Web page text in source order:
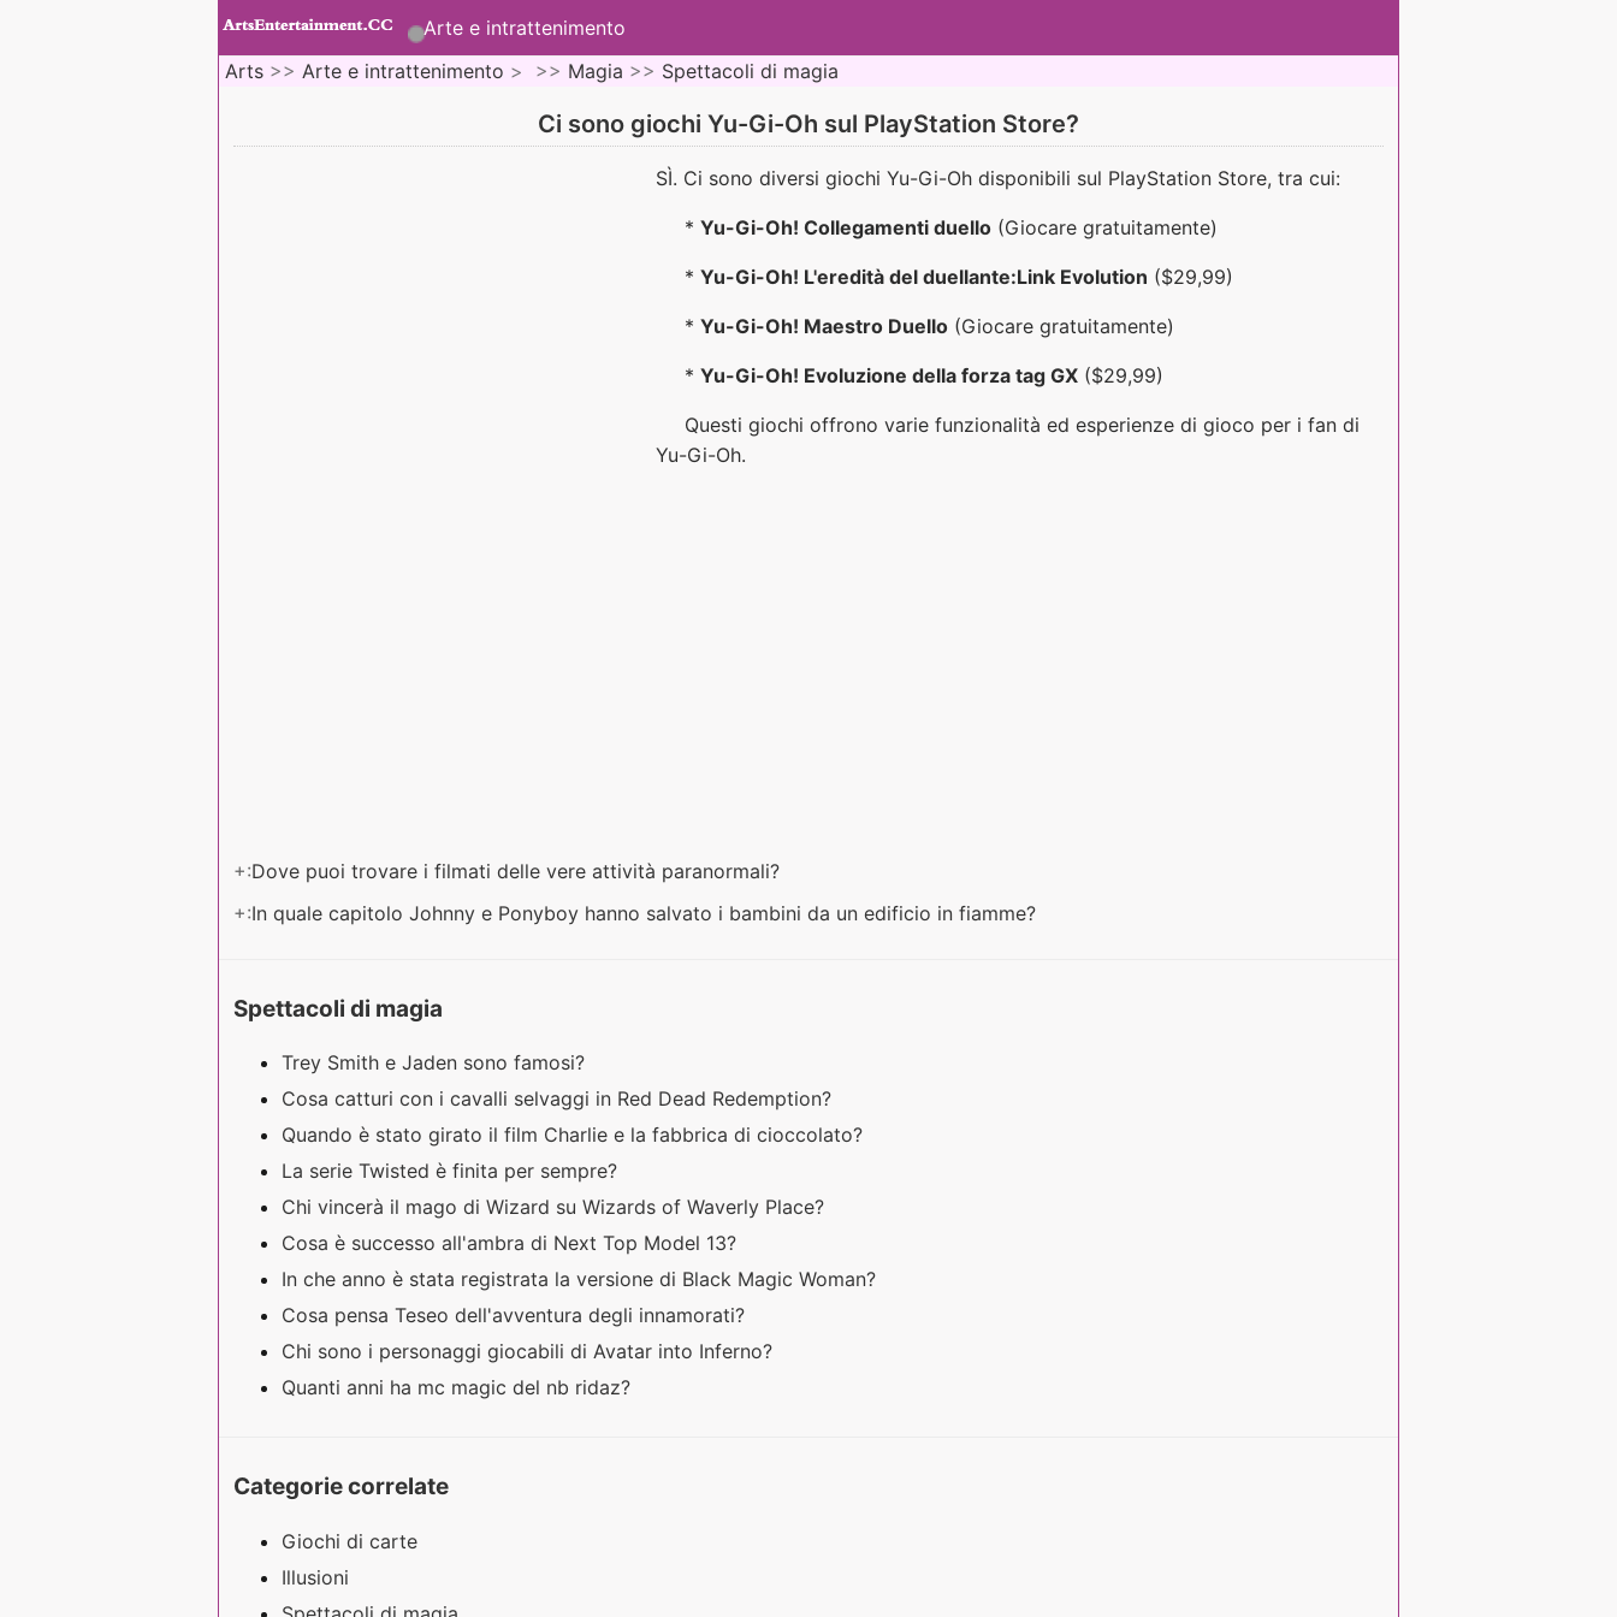
Arte e intrattenimento
Arts >> Arte e intrattenimento > >> Magia >> Spettacoli di magia
Ci sono giochi Yu-Gi-Oh sul PlayStation Store?
SÌ. Ci sono diversi giochi Yu-Gi-Oh disponibili sul PlayStation Store, tra cui:
* Yu-Gi-Oh! Collegamenti duello (Giocare gratuitamente)
* Yu-Gi-Oh! L'eredità del duellante:Link Evolution ($29,99)
* Yu-Gi-Oh! Maestro Duello (Giocare gratuitamente)
* Yu-Gi-Oh! Evoluzione della forza tag GX ($29,99)
Questi giochi offrono varie funzionalità ed esperienze di gioco per i fan di
Yu-Gi-Oh.
+:Dove puoi trovare i filmati delle vere attività paranormali?
+:In quale capitolo Johnny e Ponyboy hanno salvato i bambini da un edificio in fiamme?
Spettacoli di magia
Trey Smith e Jaden sono famosi?
Cosa catturi con i cavalli selvaggi in Red Dead Redemption?
Quando è stato girato il film Charlie e la fabbrica di cioccolato?
La serie Twisted è finita per sempre?
Chi vincerà il mago di Wizard su Wizards of Waverly Place?
Cosa è successo all'ambra di Next Top Model 13?
In che anno è stata registrata la versione di Black Magic Woman?
Cosa pensa Teseo dell'avventura degli innamorati?
Chi sono i personaggi giocabili di Avatar into Inferno?
Quanti anni ha mc magic del nb ridaz?
Categorie correlate
Giochi di carte
Illusioni